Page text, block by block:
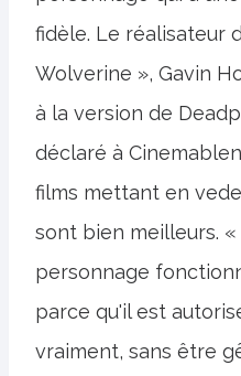
fidèle. Le réalisateur
Wolverine », Gavin
à la version de
déclaré à
films mettant en
sont bien meilleurs.
personnage
parce qu'il est
vraiment, sans être